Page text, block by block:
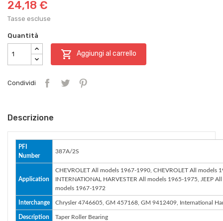
24,18 €
Tasse escluse
Quantità
 Aggiungi al carrello
Condividi
Descrizione
PFI
Number
387A/2S
Application
CHEVROLET All models 1967-1990, CHEVROLET All
INTERNATIONAL HARVESTER All models 1965-1975, JEEP
models 1967-1972
Interchange Chrysler 4746605, GM 457168, GM 9412409, International
Description Taper Roller Bearing